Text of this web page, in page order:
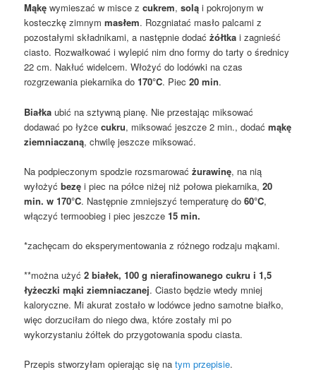
Mąkę wymieszać w misce zcukrem,solą i pokrojonym w
kosteczkę zimnymmasłem. Rozgniatać masło palcami z
pozostałymi składnikami, a następnie dodaćżółtka i zagnieść
ciasto. Rozwałkować i wylepić nim dno formy do tarty o średnicy
22 cm. Nakłuć widelcem. Włożyć do lodówki na czas
rozgrzewania piekarnika do170°C. Piec20 min.
Białka ubić na sztywną pianę. Nie przestając miksować
dodawać po łyżcecukru, miksować jeszcze 2 min., dodaćmąkę
ziemniaczaną, chwilę jeszcze miksować.
Na podpieczonym spodzie rozsmarować żurawinę, na nią
wyłożyćbezę i piec na półce niżej niż połowa piekarnika,20
min. w 170°C. Następnie zmniejszyć temperaturę do60°C,
włączyć termoobieg i piec jeszcze15 min.
*zachęcam do eksperymentowania z różnego rodzaju mąkami.
**można użyć2 białek, 100 g nierafinowanego cukru i 1,5
łyżeczki mąki ziemniaczanej. Ciasto będzie wtedy mniej
kaloryczne. Mi akurat zostało w lodówce jedno samotne białko,
więc dorzuciłam do niego dwa, które zostały mi po
wykorzystaniu żółtek do przygotowania spodu ciasta.
Przepis stworzyłam opierając się natym przepisie.